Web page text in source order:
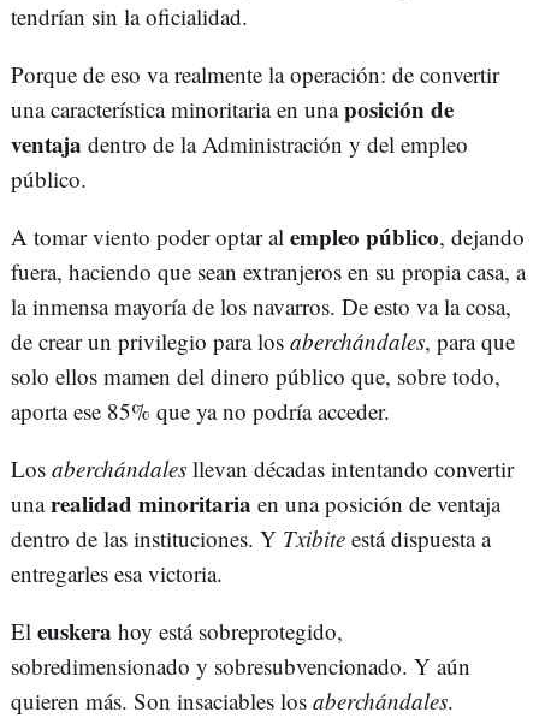
tendrían sin la oficialidad.
Porque de eso va realmente la operación: de convertir
una característica minoritaria en unaposición de
ventaja dentro de la Administración y del empleo
público.
A tomar viento poder optar al empleo público, dejando
fuera, haciendo que sean extranjeros en su propia casa, a
la inmensa mayoría de los navarros. De esto va la cosa,
de crear un privilegio para los aberchándales, para que
solo ellos mamen del dinero público que, sobre todo,
aporta ese 85% que ya no podría acceder.
Los aberchándales llevan décadas intentando convertir
unarealidad minoritaria en una posición de ventaja
dentro de las instituciones. Y Txibite está dispuesta a
entregarles esa victoria.
El euskera hoy está sobreprotegido,
sobredimensionado y sobresubvencionado. Y aún
quieren más. Son insaciables los aberchándales.